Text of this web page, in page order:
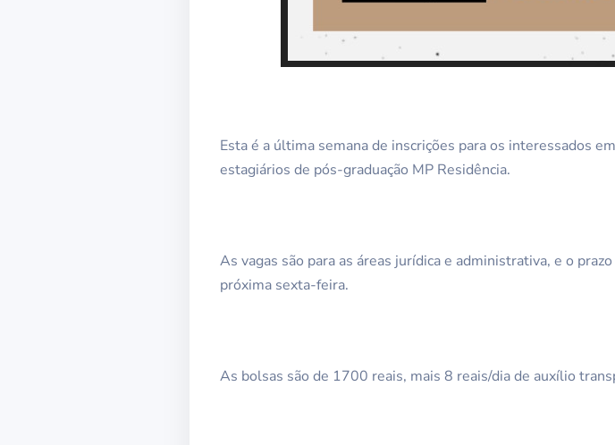
Esta é a última semana de inscrições para os interessados
estagiários de pós-graduação MP Residência.
As vagas são para as áreas jurídica e administrativa, e o
próxima sexta-feira.
As bolsas são de 1700 reais, mais 8 reais/dia de auxílio